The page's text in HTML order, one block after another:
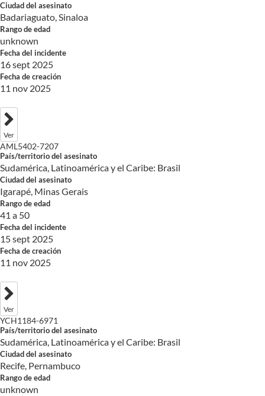
Ciudad del asesinato
Badariaguato, Sinaloa
Rango de edad
unknown
Fecha del incidente
16 sept 2025
Fecha de creación
11 nov 2025
Ver
AML5402-7207
País/territorio del asesinato
Sudamérica, Latinoamérica y el Caribe: Brasil
Ciudad del asesinato
Igarapé, Minas Gerais
Rango de edad
41 a 50
Fecha del incidente
15 sept 2025
Fecha de creación
11 nov 2025
Ver
YCH1184-6971
País/territorio del asesinato
Sudamérica, Latinoamérica y el Caribe: Brasil
Ciudad del asesinato
Recife, Pernambuco
Rango de edad
unknown